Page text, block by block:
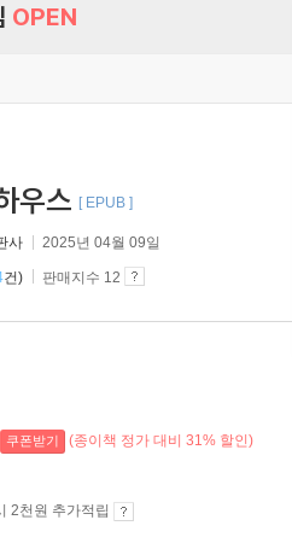
OPEN
우스 [ EPUB ]
사 2025년 04월 09일
건) 판매지수 12
쿠폰받기 (종이책 정가 대비 31% 할인)
2천원 추가적립